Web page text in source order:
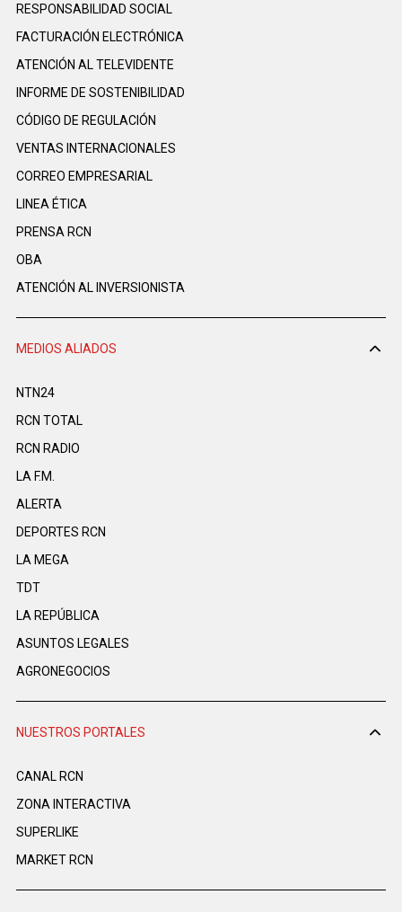
RESPONSABILIDAD SOCIAL
FACTURACIÓN ELECTRÓNICA
ATENCIÓN AL TELEVIDENTE
INFORME DE SOSTENIBILIDAD
CÓDIGO DE REGULACIÓN
VENTAS INTERNACIONALES
CORREO EMPRESARIAL
LINEA ÉTICA
PRENSA RCN
OBA
ATENCIÓN AL INVERSIONISTA
MEDIOS ALIADOS
NTN24
RCN TOTAL
RCN RADIO
LA F.M.
ALERTA
DEPORTES RCN
LA MEGA
TDT
LA REPÚBLICA
ASUNTOS LEGALES
AGRONEGOCIOS
NUESTROS PORTALES
CANAL RCN
ZONA INTERACTIVA
SUPERLIKE
MARKET RCN